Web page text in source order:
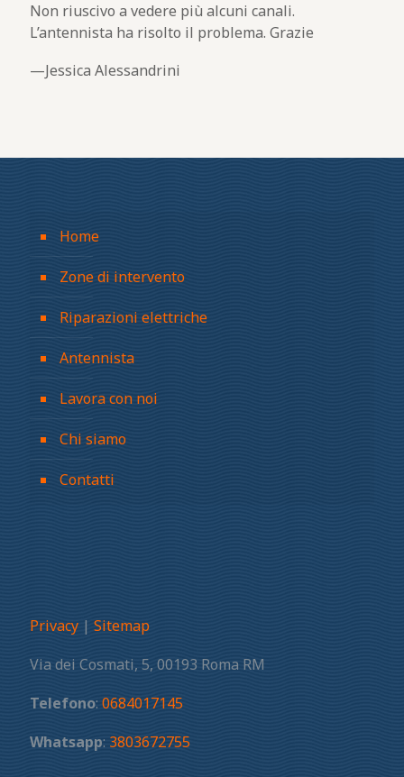
Non riuscivo a vedere più alcuni canali.
L’antennista ha risolto il problema. Grazie
Jessica Alessandrini
Home
Zone di intervento
Riparazioni elettriche
Antennista
Lavora con noi
Chi siamo
Contatti
Privacy | Sitemap
Via dei Cosmati, 5, 00193 Roma RM
Telefono: 0684017145
Whatsapp: 3803672755